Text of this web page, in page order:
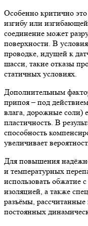
Особенно критично
изгибу или изгибающей
соединение может
поверхности. В
проводке, идущей к
шасси, такие отказы
статичных условиях.
Дополнительным
припоя – под
влага, дорожные соли)
пластичность. В
способность
увеличивает
Для повышения
и температурных
использовать обжатие
изоляцией, а также
разъёмы, рассчитанные
постоянных